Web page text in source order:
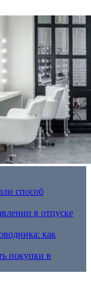
способ
в отпуске
как
покупки в